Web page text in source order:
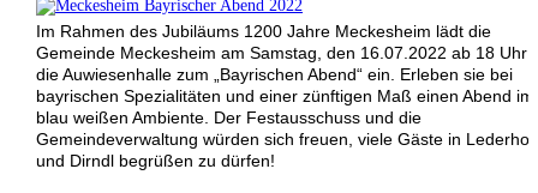
Im Rahmen des Jubiläums 1200 Jahre Meckesheim lädt die
Gemeinde Meckesheim am Samstag, den 16.07.2022 ab 18 Uhr
die Auwiesenhalle zum „Bayrischen Abend“ ein. Erleben sie bei
bayrischen Spezialitäten und einer zünftigen Maß einen Abend im
blau weißen Ambiente. Der Festausschuss und die
Gemeindeverwaltung würden sich freuen, viele Gäste in
und Dirndl begrüßen zu dürfen!